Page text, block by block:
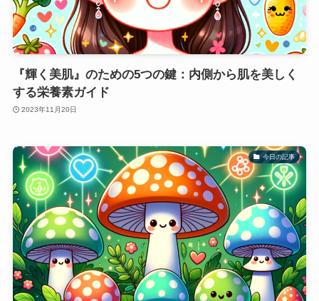
『輝く美肌』のための5つの鍵：内側から肌を美しく
する栄養素ガイド
2023年11月20日
今日の記事